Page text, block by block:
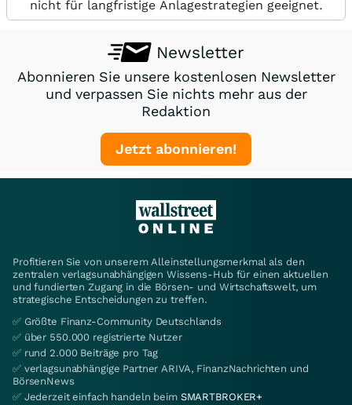
nicht für langfristige Anlagestrategien geeignet.
Newsletter
Abonnieren Sie unsere kostenlosen Newsletter
und verpassen Sie nichts mehr aus der
Redaktion
Jetzt abonnieren!
Profitieren Sie von unserem Alleinstellungsmerkmal als den
zentralen verlagsunabhängigen Wissens-Hub für einen aktuellen
und fundierten Zugang in die Börsen- und Wirtschaftswelt, um
strategische Entscheidungen zu treffen.
✅ Größte Finanz-Community Deutschlands
✅ über 550.000 registrierte Nutzer
✅ rund 2.000 Beiträge pro Tag
✅ verlagsunabhängige Partner ARIVA, FinanzNachrichten und
BörsenNews
✅ Jederzeit einfach handeln beim SMARTBROKER+